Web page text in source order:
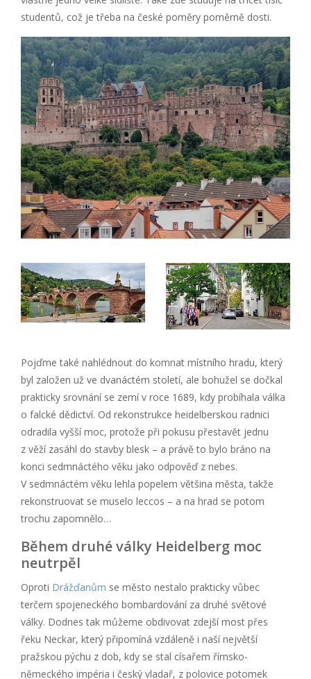
studentů, což je třeba na české poměry poměrně dosti.
Pojďme také nahlédnout do komnat místního hradu, který
byl založen už ve dvanáctém století, ale bohužel se dočkal
prakticky srovnání se zemí v roce 1689, kdy probíhala válka
o falcké dědictví. Od rekonstrukce heidelberskou radnici
odradila vyšší moc, protože při pokusu přestavět jednu
z věží zasáhl do stavby blesk – a právě to bylo bráno na
konci sedmnáctého věku jako odpověď z nebes.
V sedmnáctém věku lehla popelem většina města, takže
rekonstruovat se muselo leccos – a na hrad se potom
trochu zapomnělo…
Během druhé války Heidelberg moc
neutrpěl
Oproti Drážďanům se město nestalo prakticky vůbec
terčem spojeneckého bombardování za druhé světové
války. Dodnes tak můžeme obdivovat zdejší most přes
řeku Neckar, který připomíná vzdáleně i naší největší
pražskou pýchu z dob, kdy se stal císařem římsko-
německého impéria i český vladař, z polovice potomek